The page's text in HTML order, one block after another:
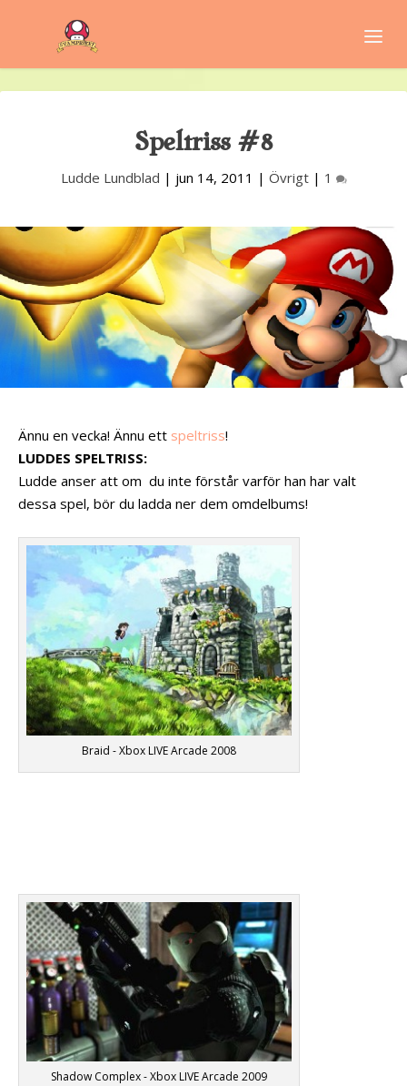
Speltriss #8
Ludde Lundblad | jun 14, 2011 | Övrigt| 1
Ännu en vecka! Ännu ett speltriss!
LUDDES SPELTRISS:
Ludde anser att om du inte förstår varför han har valt
dessa spel, bör du ladda ner dem omdelbums!
Braid - Xbox LIVE Arcade 2008
Shadow Complex - Xbox LIVE Arcade 2009